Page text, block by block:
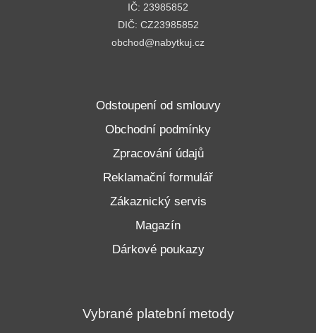
IČ: 23985852
DIČ: CZ23985852
obchod@nabytkuj.cz
Odstoupení od smlouvy
Obchodní podmínky
Zpracování údajů
Reklamační formulář
Zákaznický servis
Magazín
Dárkové poukazy
Vybrané platební metody